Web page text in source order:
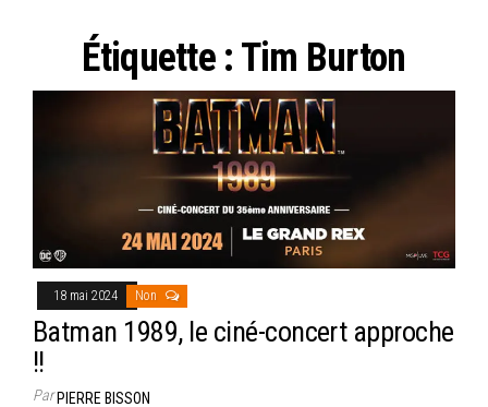
Étiquette : Tim Burton
18 mai 2024 Non
Batman 1989, le ciné-concert approche
!!
ParPIERRE BISSON